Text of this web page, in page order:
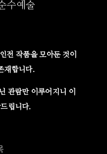
수예술
전 작품을 모아둔 것이
재합니다.
관람만 이루어지니 이
립니다.